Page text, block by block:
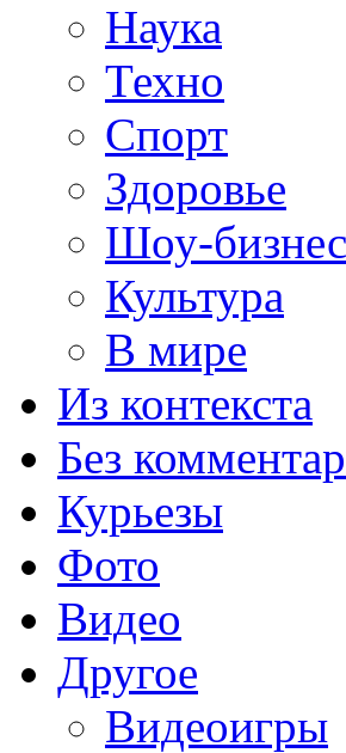
Наука
Техно
Спорт
Здоровье
Шоу-бизнес
Культура
В мире
Из контекста
Без
Курьезы
Фото
Видео
Другое
Видеоигры